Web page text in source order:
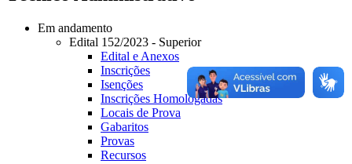
Em andamento
Edital 152/2023 - Superior
Edital e Anexos
Inscrições
Isenções
Inscrições Homologadas
Locais de Prova
Gabaritos
Provas
Recursos